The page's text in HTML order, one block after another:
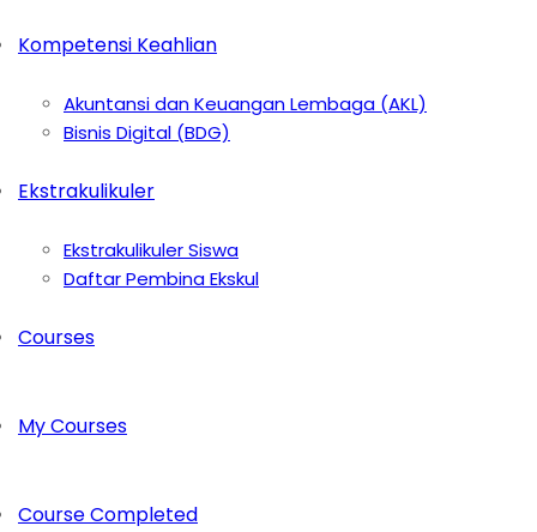
Kompetensi Keahlian
Akuntansi dan Keuangan Lembaga (AKL)
Bisnis Digital (BDG)
Ekstrakulikuler
Ekstrakulikuler Siswa
Daftar Pembina Ekskul
Courses
My Courses
Course Completed